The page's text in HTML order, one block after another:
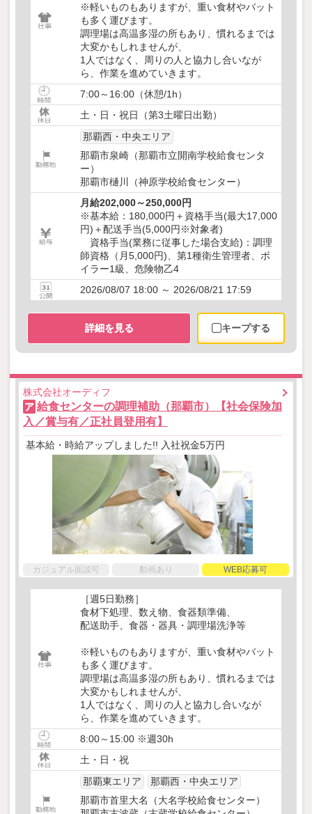
※軽いものもありますが、重い食材やバット
も多く運びます。
調理場は高温多湿の所もあり、慣れるまでは
大変かもしれませんが、
1人ではなく、周りの人と協力し合いなが
ら、作業を進めていきます。
7:00～16:00（休憩/1h）
土・日・祝日（第3土曜日出勤）
那覇西・中央エリア
那覇市泉崎（那覇市立開南学校給食センタ
ー）
那覇市樋川（神原学校給食センター）
月給202,000～250,000円
※基本給：180,000円＋資格手当(最大17,000
円)＋配送手当(5,000円※対象者)
資格手当(業務に従事した場合支給)：調理
師資格（月5,000円)、第1種衛生管理者、ボ
イラー1級、危険物乙4
2026/08/07 18:00 ～ 2026/08/21 17:59
詳細を見る キープする
株式会社オーディフ
ア 給食センターの調理補助（那覇市）【社会保険加
入／賞与有／正社員登用有】
基本給・時給アップしました!! 入社祝金5万円
カジュアル面談可 動画あり WEB応募可
［週5日勤務］
食材下処理、数え物、食器類準備、
配送助手、食器・器具・調理場洗浄等
※軽いものもありますが、重い食材やバット
も多く運びます。
調理場は高温多湿の所もあり、慣れるまでは
大変かもしれませんが、
1人ではなく、周りの人と協力し合いなが
ら、作業を進めていきます。
8:00～15:00 ※週30h
土・日・祝
那覇東エリア
那覇西・中央エリア
那覇市首里大名（大名学校給食センター）